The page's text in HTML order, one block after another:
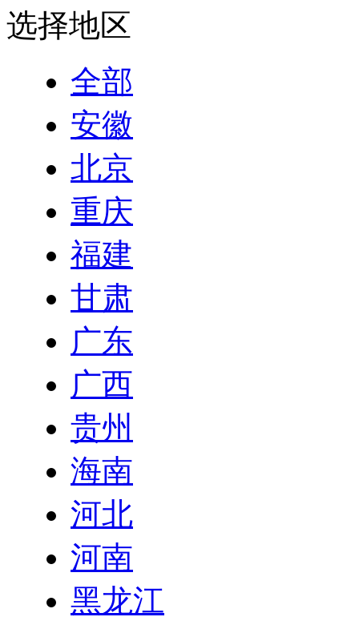
选择地区
全部
安徽
北京
重庆
福建
甘肃
广东
广西
贵州
海南
河北
河南
黑龙江